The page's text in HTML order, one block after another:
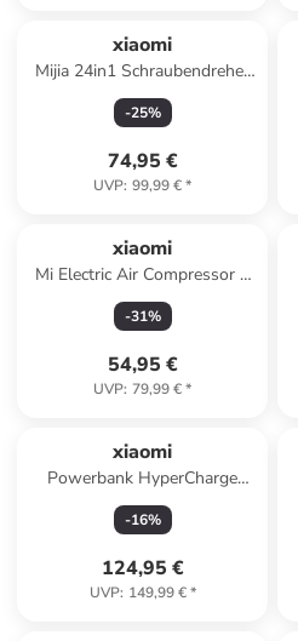
xiaomi
Mijia 24in1 Schraubendreher
Set Präzision
-25%
74,95 €
UVP: 99,99 €*
xiaomi
Mi Electric Air Compressor 2
Portable EU
-31%
54,95 €
UVP: 79,99 €*
xiaomi
Powerbank HyperCharge
25000 mAh 212W
-16%
124,95 €
UVP: 149,99 €*